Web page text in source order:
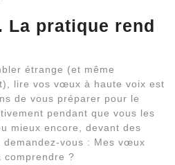
La pratique rend
étrange (et même
lire vos vœux à haute voix est
de vous préparer pour le
pendant que vous les
mieux encore, devant des
vous : Mes vœux
?